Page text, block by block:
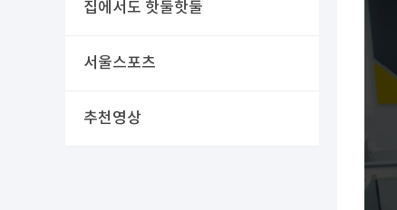
집에서도 핫둘핫둘
서울스포츠
추천영상